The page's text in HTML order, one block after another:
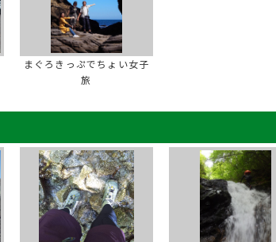
まぐろきっぷでちょい女子
旅